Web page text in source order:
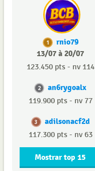
1
rnio79
13/07 à 20/07
123.450 pts - nv 114
2 an6rygoalx
119.900 pts - nv 77
3 adilsonacf2d
117.300 pts - nv 63
Mostrar top 15